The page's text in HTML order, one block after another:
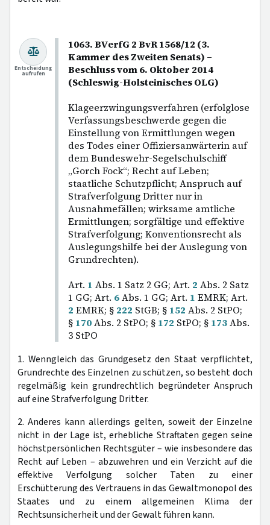
1063. BVerfG 2 BvR 1568/12 (3.
Kammer des Zweiten Senats) –
Beschluss vom 6. Oktober 2014
(Schleswig-Holsteinisches OLG)
Klageerzwingungsverfahren (erfolglose
Verfassungsbeschwerde gegen die
Einstellung von Ermittlungen wegen
des Todes einer Offiziersanwärterin auf
dem Bundeswehr-Segelschulschiff
„Gorch Fock“; Recht auf Leben;
staatliche Schutzpflicht; Anspruch auf
Strafverfolgung Dritter nur in
Ausnahmefällen; wirksame amtliche
Ermittlungen; sorgfältige und effektive
Strafverfolgung; Konventionsrecht als
Auslegungshilfe bei der Auslegung von
Grundrechten).
Art. 1 Abs. 1 Satz 2 GG; Art. 2 Abs. 2 Satz
1 GG; Art. 6Abs. 1 GG; Art. 1 EMRK; Art.
2 EMRK; § 222 StGB; § 152 Abs. 2 StPO;
§ 170Abs. 2 StPO; § 172 StPO; § 173Abs.
3 StPO
Entscheidung
aufrufen
1. Wenngleich das Grundgesetz den Staat verpflichtet,
Grundrechte des Einzelnen zu schützen, so besteht doch
regelmäßig kein grundrechtlich begründeter Anspruch
auf eine Strafverfolgung Dritter.
2. Anderes kann allerdings gelten, soweit der Einzelne
nicht in der Lage ist, erhebliche Straftaten gegen seine
höchstpersönlichen Rechtsgüter – wie insbesondere das
Recht auf Leben – abzuwehren und ein Verzicht auf die
effektive Verfolgung solcher Taten zu einer
Erschütterung des Vertrauens in das Gewaltmonopol des
Staates und zu einem allgemeinen Klima der
Rechtsunsicherheit und der Gewalt führen kann.